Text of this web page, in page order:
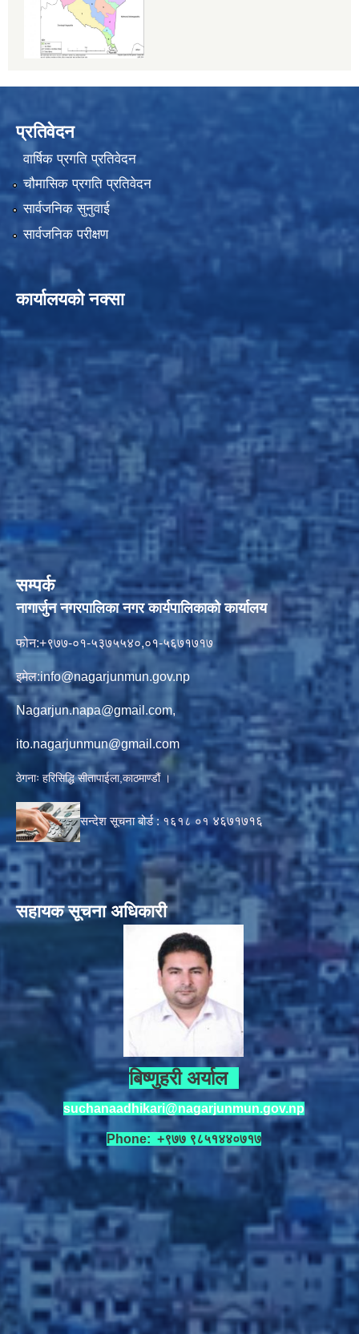
प्रतिवेदन
वार्षिक प्रगति प्रतिवेदन
चौमासिक प्रगति प्रतिवेदन
सार्वजनिक सुनुवाई
सार्वजनिक परीक्षण
कार्यालयको नक्सा
सम्पर्क
नागार्जुन नगरपालिका नगर कार्यपालिकाको कार्यालय
फोन:+९७७-०१-५३७५५४०,०१-५६७१७१७
इमेल:info@nagarjunmun.gov.np
Nagarjun.napa@gmail.com,
ito.nagarjunmun@gmail.com
ठेगनाः हरिसिद्धि सीतापाईला,काठमाण्डौं ।
सन्देश सूचना बोर्ड : १६१८ ०१४६७१७१६
सहायक सूचना अधिकारी
बिष्णुहरी अर्याल
suchanaadhikari@nagarjunmun.gov.np
Phone: +९७७ ९८५१४४०७१७